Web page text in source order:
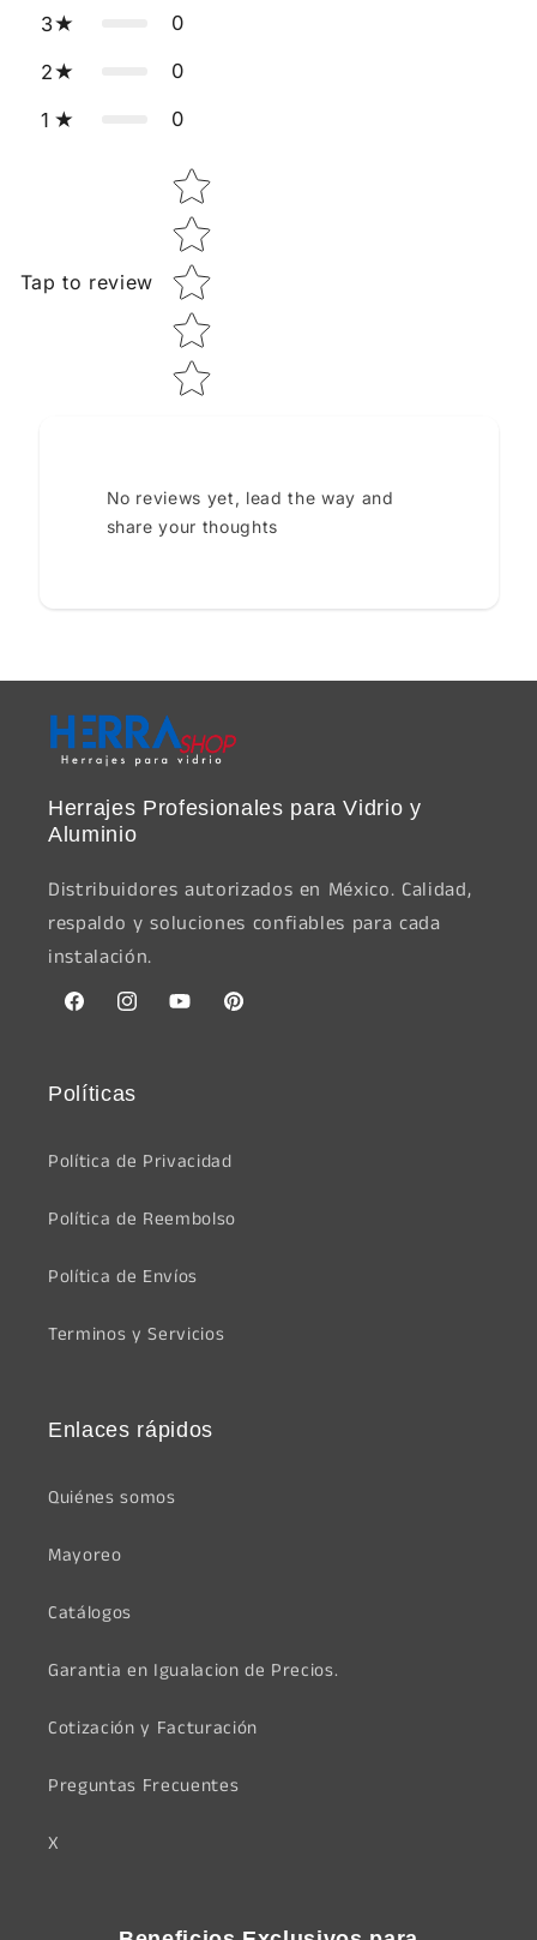
3 0
2 0
1 0
Tap to review
Star rating
No reviews yet, lead the way and
share your thoughts
Herrajes Profesionales para Vidrio y
Aluminio
Distribuidores autorizados en México. Calidad,
respaldo y soluciones confiables para cada
instalación.
FacebookInstagramYouTubePinterest
Políticas
Política de Privacidad
Política de Reembolso
Política de Envíos
Terminos y Servicios
Enlaces rápidos
Quiénes somos
Mayoreo
Catálogos
Garantia en Igualacion de Precios.
Cotización y Facturación
Preguntas Frecuentes
X